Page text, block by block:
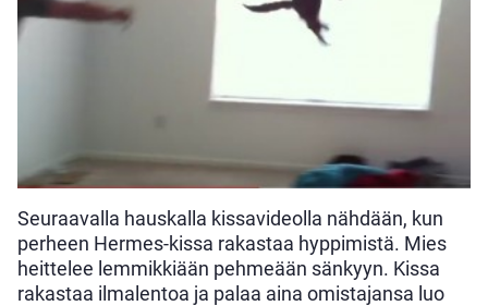
Seuraavalla hauskalla kissavideolla nähdään, kun
perheen Hermes-kissa rakastaa hyppimistä. Mies
heittelee lemmikkiään pehmeään sänkyyn. Kissa
rakastaa ilmalentoa ja palaa aina omistajansa luo